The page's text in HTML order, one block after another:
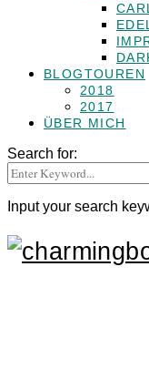
BLOGTOUREN
2018
2017
ÜBER MICH
Search for:
Input your search